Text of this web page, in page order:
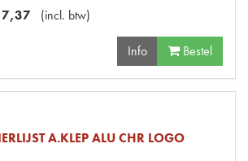
7,37 (incl. btw)
Info Bestel
A.KLEP ALU CHR LOGO